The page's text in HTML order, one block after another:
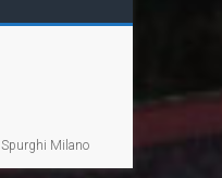
Spurghi Milano